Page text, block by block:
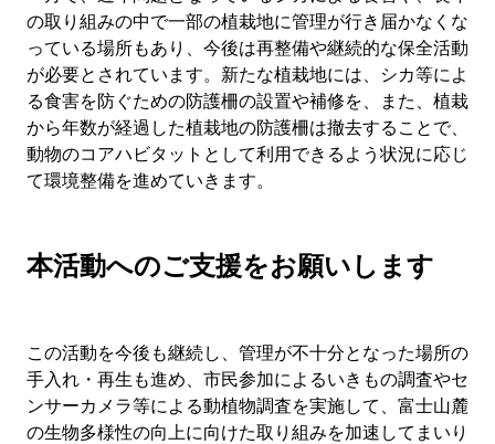
の取り組みの中で一部の植栽地に管理が行き届かなくな
っている場所もあり、今後は再整備や継続的な保全活動
が必要とされています。新たな植栽地には、シカ等によ
る食害を防ぐための防護柵の設置や補修を、また、植栽
から年数が経過した植栽地の防護柵は撤去することで、
動物のコアハビタットとして利用できるよう状況に応じ
て環境整備を進めていきます。
本活動へのご支援をお願いします
この活動を今後も継続し、管理が不十分となった場所の
手入れ・再生も進め、市民参加によるいきもの調査やセ
ンサーカメラ等による動植物調査を実施して、富士山麓
の生物多様性の向上に向けた取り組みを加速してまいり